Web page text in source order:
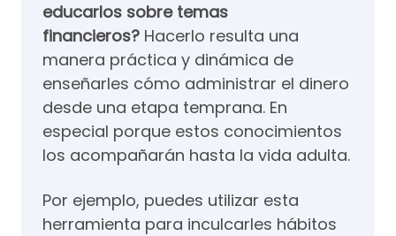
educarlos sobre temas
financieros? Hacerlo resulta una
manera práctica y dinámica de
enseñarles cómo administrar el dinero
desde una etapa temprana. En
especial porque estos conocimientos
los acompañarán hasta la vida adulta.
Por ejemplo, puedes utilizar esta
herramienta para inculcarles hábitos